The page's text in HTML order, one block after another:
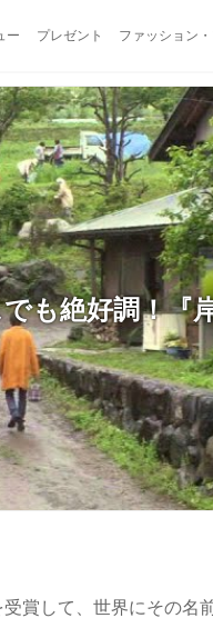
ー プレゼント ファッション・
も絶好調！『
賞して、世界にその名